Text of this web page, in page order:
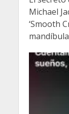
Michael
‘Smooth